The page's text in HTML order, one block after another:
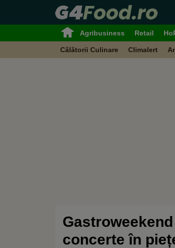
Agribusiness Retail
Călătorii Culinare Climalert
concerte în